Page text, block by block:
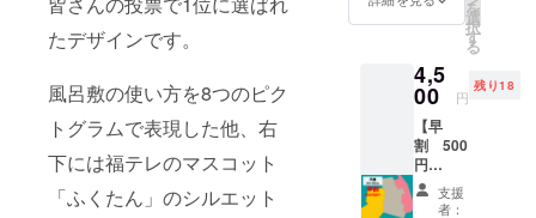
たデザインです。
風呂敷の使い方を8つのピク
トグラムで表現した他、右
下には福テレのマスコット
「ふくたん」のシルエット
めzoom
取得を
お願い
いたし
ます。
・備考
欄にて
斎藤さ
んへの
情報を
人数限
定で発
信しま
す。更
に、斎
藤気象
予報士
を3月以
降にお
ます。
・サイ
ズ：
96×96(
cm) ・
内容：
風呂敷1
枚 取
を
選
択
す
る
4,5
00 円
残り18
【早
割 500
円
OFF
防災風
支援
者：